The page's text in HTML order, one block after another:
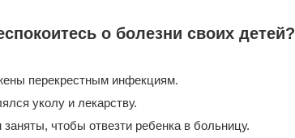
о болезни своих детей?
перекрестным инфекциям.
уколу и лекарству.
чтобы отвезти ребенка в больницу.